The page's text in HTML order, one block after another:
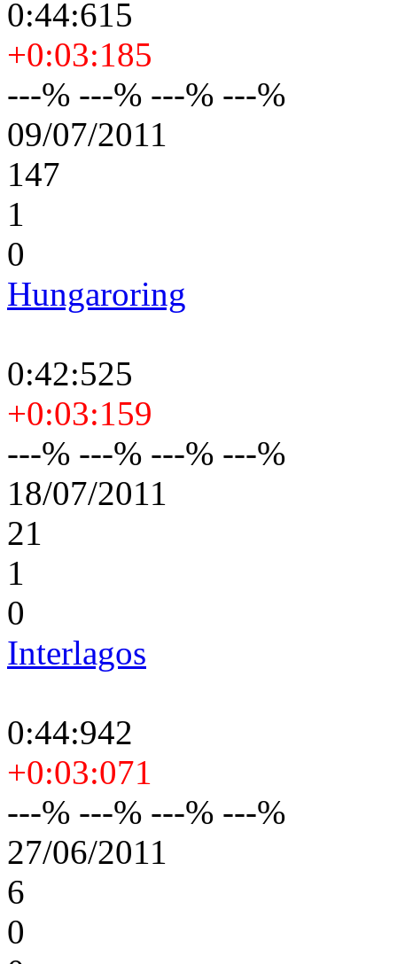
0:44:615
+0:03:185
---% ---% ---% ---%
09/07/2011
147
1
0
Hungaroring
0:42:525
+0:03:159
---% ---% ---% ---%
18/07/2011
21
1
0
Interlagos
0:44:942
+0:03:071
---% ---% ---% ---%
27/06/2011
6
0